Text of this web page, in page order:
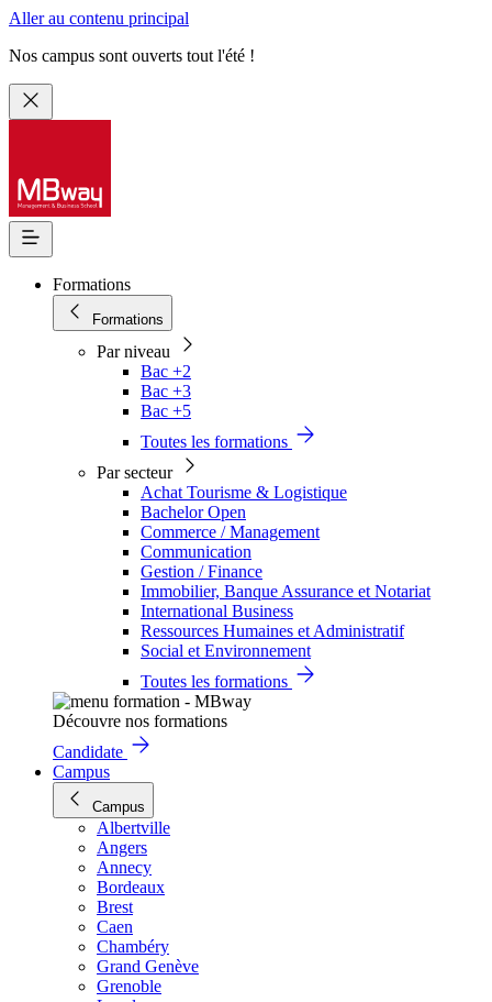
Aller au contenu principal
Nos campus sont ouverts tout l'été !
Formations
Formations
Par niveau
Bac +2
Bac +3
Bac +5
Toutes les formations
Par secteur
Achat Tourisme & Logistique
Bachelor Open
Commerce / Management
Communication
Gestion / Finance
Immobilier, Banque Assurance et Notariat
International Business
Ressources Humaines et Administratif
Social et Environnement
Toutes les formations
Découvre nos formations
Candidate
Campus
Campus
Albertville
Angers
Annecy
Bordeaux
Brest
Caen
Chambéry
Grand Genève
Grenoble